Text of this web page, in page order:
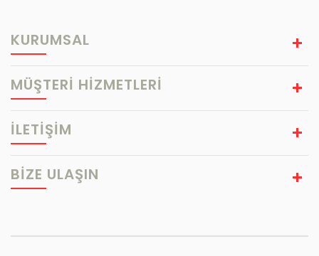
KURUMSAL
MÜŞTERİ HİZMETLERİ
İLETİŞİM
BIZE ULAŞIN